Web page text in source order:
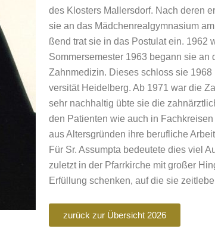
des Klosters Mallersdorf. Nach deren
sie an das Mädchenrealgymnasium
ßend trat sie in das Postulat ein. 1962
Sommersemester 1963 begann sie
Zahnmedizin. Dieses schloss sie
versität Heidelberg. Ab 1971 war die
sehr nachhaltig übte sie die
den Patienten wie auch in
aus Altersgründen ihre berufliche
Für Sr. Assumpta bedeutete dies viel
zuletzt in der Pfarrkirche mit großer
Erfüllung schenken, auf die sie
zurück zur Übersicht 2026